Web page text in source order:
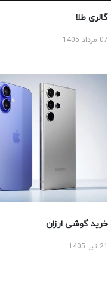
گالری طلا
07 مرداد 1405
خرید گوشی ارزان